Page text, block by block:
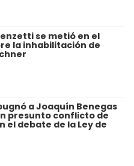
se metió en el
la inhabilitación de
a Joaquín Benegas
presunto conflicto de
el debate de la Ley de